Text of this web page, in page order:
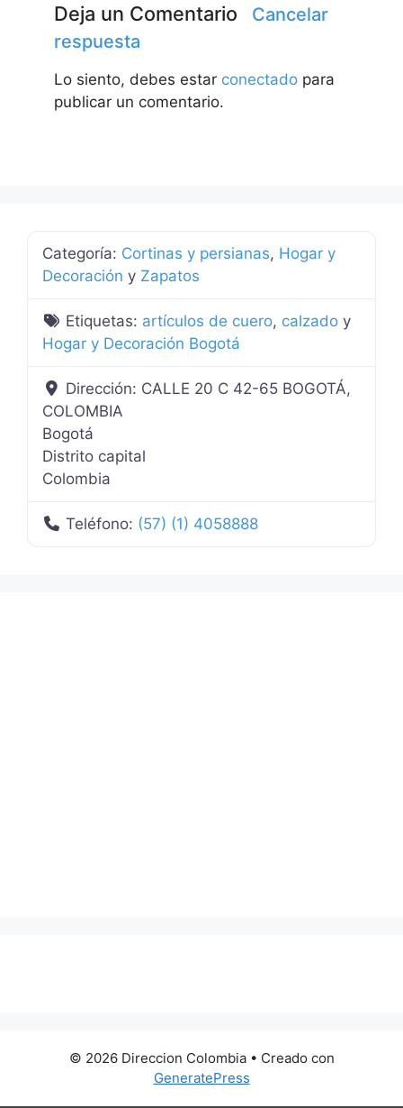
Deja un Comentario
Cancelar
respuesta
Lo siento, debes estar conectado para
publicar un comentario.
Categoría: Cortinas y persianas, Hogar y
Decoración y Zapatos
Etiquetas: artículos de cuero, calzado y
Hogar y Decoración Bogotá
Dirección: CALLE 20 C 42-65 BOGOTÁ,
COLOMBIA
Bogotá
Distrito capital
Colombia
Teléfono: (57) (1) 4058888
© 2026 Direccion Colombia• Creado con
GeneratePress